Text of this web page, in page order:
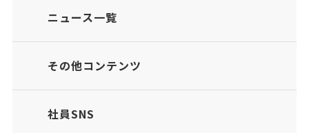
ニュース一覧
その他コンテンツ
社員SNS